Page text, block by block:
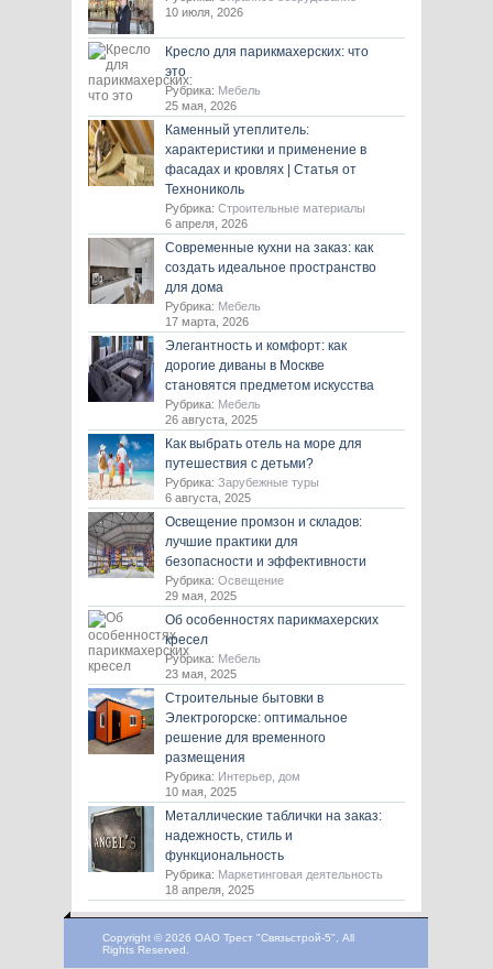
10 июля, 2026
Кресло для парикмахерских: что
это
Рубрика: Мебель
25 мая, 2026
Каменный утеплитель:
характеристики и применение в
фасадах и кровлях | Статья от
Технониколь
Рубрика: Строительные материалы
6 апреля, 2026
Современные кухни на заказ: как
создать идеальное пространство
для дома
Рубрика: Мебель
17 марта, 2026
Элегантность и комфорт: как
дорогие диваны в Москве
становятся предметом искусства
Рубрика: Мебель
26 августа, 2025
Как выбрать отель на море для
путешествия с детьми?
Рубрика: Зарубежные туры
6 августа, 2025
Освещение промзон и складов:
лучшие практики для
безопасности и эффективности
Рубрика: Освещение
29 мая, 2025
Об особенностях парикмахерских
кресел
Рубрика: Мебель
23 мая, 2025
Строительные бытовки в
Электрогорске: оптимальное
решение для временного
размещения
Рубрика: Интерьер, дом
10 мая, 2025
Металлические таблички на заказ:
надежность, стиль и
функциональность
Рубрика: Маркетинговая деятельность
18 апреля, 2025
Copyright © 2026 ОАО Трест "Связьстрой-5", All
Rights Reserved.